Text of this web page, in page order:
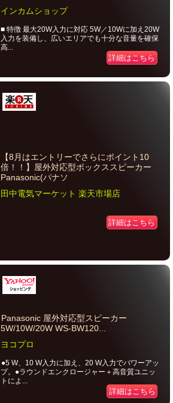
インカムショップ
■ 特徴 最大20W入力に対応 5W／10Wに加え20W
入力を装備し、広いエリアでも十分な音量を確保
高...
詳細はこちら
【8月はエントリーでさらにポイント10
倍！！】屋外対応型ボックススピーカー
Panasonic(パナソ
田中電気マーケット 楽天市場店
詳細はこちら
Panasonic 屋外対応型スピーカー
5W/10W/20W WS-BW120...
ヨコプロ
●5 W、10 W入力に加え、20 W入力でパワーアッ
プ。●ラウンドエンクロージャー＋高音質ユニッ
トによ...
詳細はこちら